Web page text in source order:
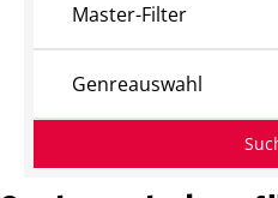
Master-Filter
Genreauswahl